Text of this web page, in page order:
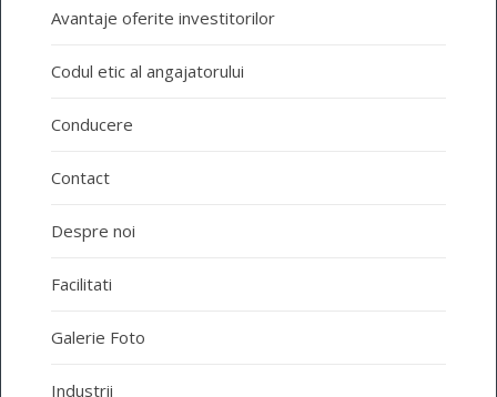
Avantaje oferite investitorilor
Codul etic al angajatorului
Conducere
Contact
Despre noi
Facilitati
Galerie Foto
Industrii